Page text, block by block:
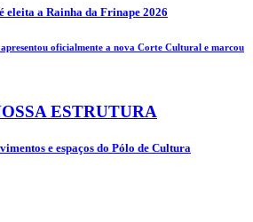
eleita a Rainha da Frinape 2026
oficialmente a nova Corte Cultural e marcou
ESTRUTURA
e espaços do Pólo de Cultura